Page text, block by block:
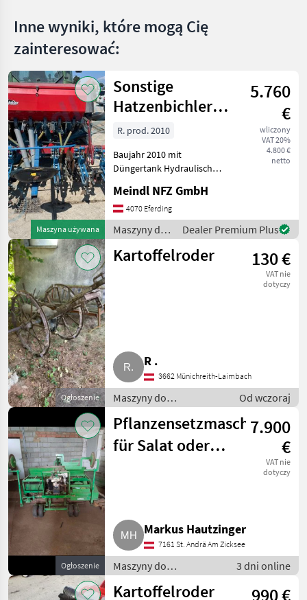
Inne wyniki, które mogą Cię
zainteresować:
Maszyna używana
Sonstige
Hatzenbichler
Gemüsehackgerät
5.760
€
wliczony
VAT 20%
4.800 €
netto
R. prod. 2010
Baujahr 2010 mit
Düngertank Hydraulisch
warzywnictwa Maszyny do
uprawy roli
Meindl NFZ GmbH
4070 Eferding
Maszyny do
warzywnictwa
/ Sonstige
Dealer Premium Plus
Ogłoszenie
Kartoffelroder 130 €
VAT nie
dotyczy
R .
3662 Münichreith-Laimbach
Maszyny do
warzywnictwa / Inne
maszyny do
warzywnictwa
Od wczoraj
Ogłoszenie
Pflanzensetzmaschine
für Salat oder
7.900
€
VAT nie
dotyczy
Markus Hautzinger
7161 St. Andrä Am Zicksee
Maszyny do
warzywnictwa / Inne
maszyny do
3 dni online
Kartoffelroder
990 €